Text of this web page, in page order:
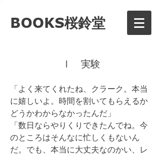
BOOKS桜鈴堂
Ⅰ 実験
「よく来てくれたね、クラーク。本当
に嬉しいよ。時間を割いてもらえるか
どうかわからなかったんだ」
「数日ならやりくりできたんでね。今
のところはそんなに忙しくもないん
だ。でも、本当に大丈夫なのかい、レ